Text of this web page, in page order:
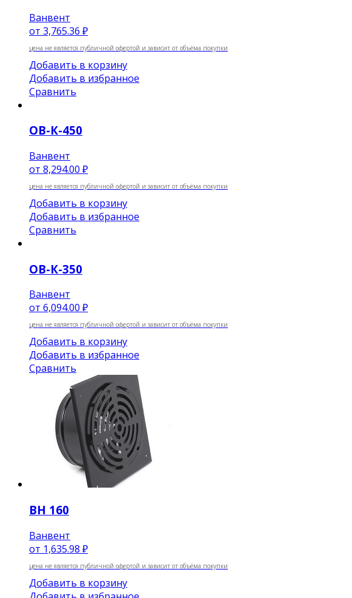
Ванвент
от 3,765.36 ₽
цена не является публичной офертой и зависит от объёма покупки
Добавить в корзину
Добавить в избранное
Сравнить
ОВ-К-450
Ванвент
от 8,294.00 ₽
цена не является публичной офертой и зависит от объёма покупки
Добавить в корзину
Добавить в избранное
Сравнить
ОВ-К-350
Ванвент
от 6,094.00 ₽
цена не является публичной офертой и зависит от объёма покупки
Добавить в корзину
Добавить в избранное
Сравнить
ВН 160
Ванвент
от 1,635.98 ₽
цена не является публичной офертой и зависит от объёма покупки
Добавить в корзину